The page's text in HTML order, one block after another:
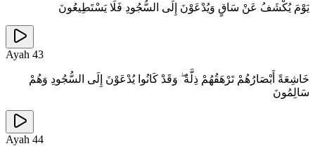
يَوْمَ يُكْشَفُ عَنْ سَاقٍ وَيُدْعَوْنَ إِلَى السُّجُودِ فَلَا يَسْتَطِيعُونَ
Ayah 43
خَاشِعَةً أَبْصَارُهُمْ تَرْهَقُهُمْ ذِلَّةٌ ۖ وَقَدْ كَانُوا يُدْعَوْنَ إِلَى السُّجُودِ وَهُمْ
سَالِمُونَ
Ayah 44